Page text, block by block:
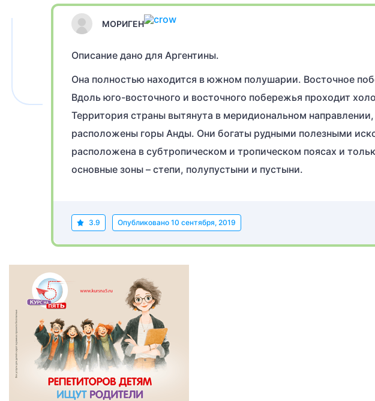
МОРИГЕН
Описание дано для Аргентины.
Она полностью находится в южном полушарии. Восточное
Вдоль юго-восточного и восточного побережья проходит
Территория страны вытянута в меридиональном
расположены горы Анды. Они богаты рудными полезными
расположена в субтропическом и тропическом поясах и
основные зоны – степи, полупустыни и пустыни.
3.9 Опубликовано 10 сентября, 2019